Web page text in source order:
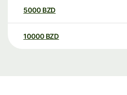
5000 BZD
10000 BZD